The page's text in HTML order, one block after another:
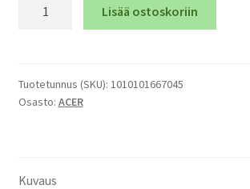
lamppumoduli
määrä
Lisää ostoskoriin
Tuotetunnus (SKU): 1010101667045
Osasto: ACER
Kuvaus